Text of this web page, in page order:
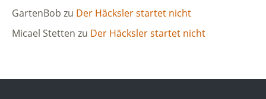
GartenBob zu Der Häcksler startet nicht
Micael Stetten zu Der Häcksler startet nicht